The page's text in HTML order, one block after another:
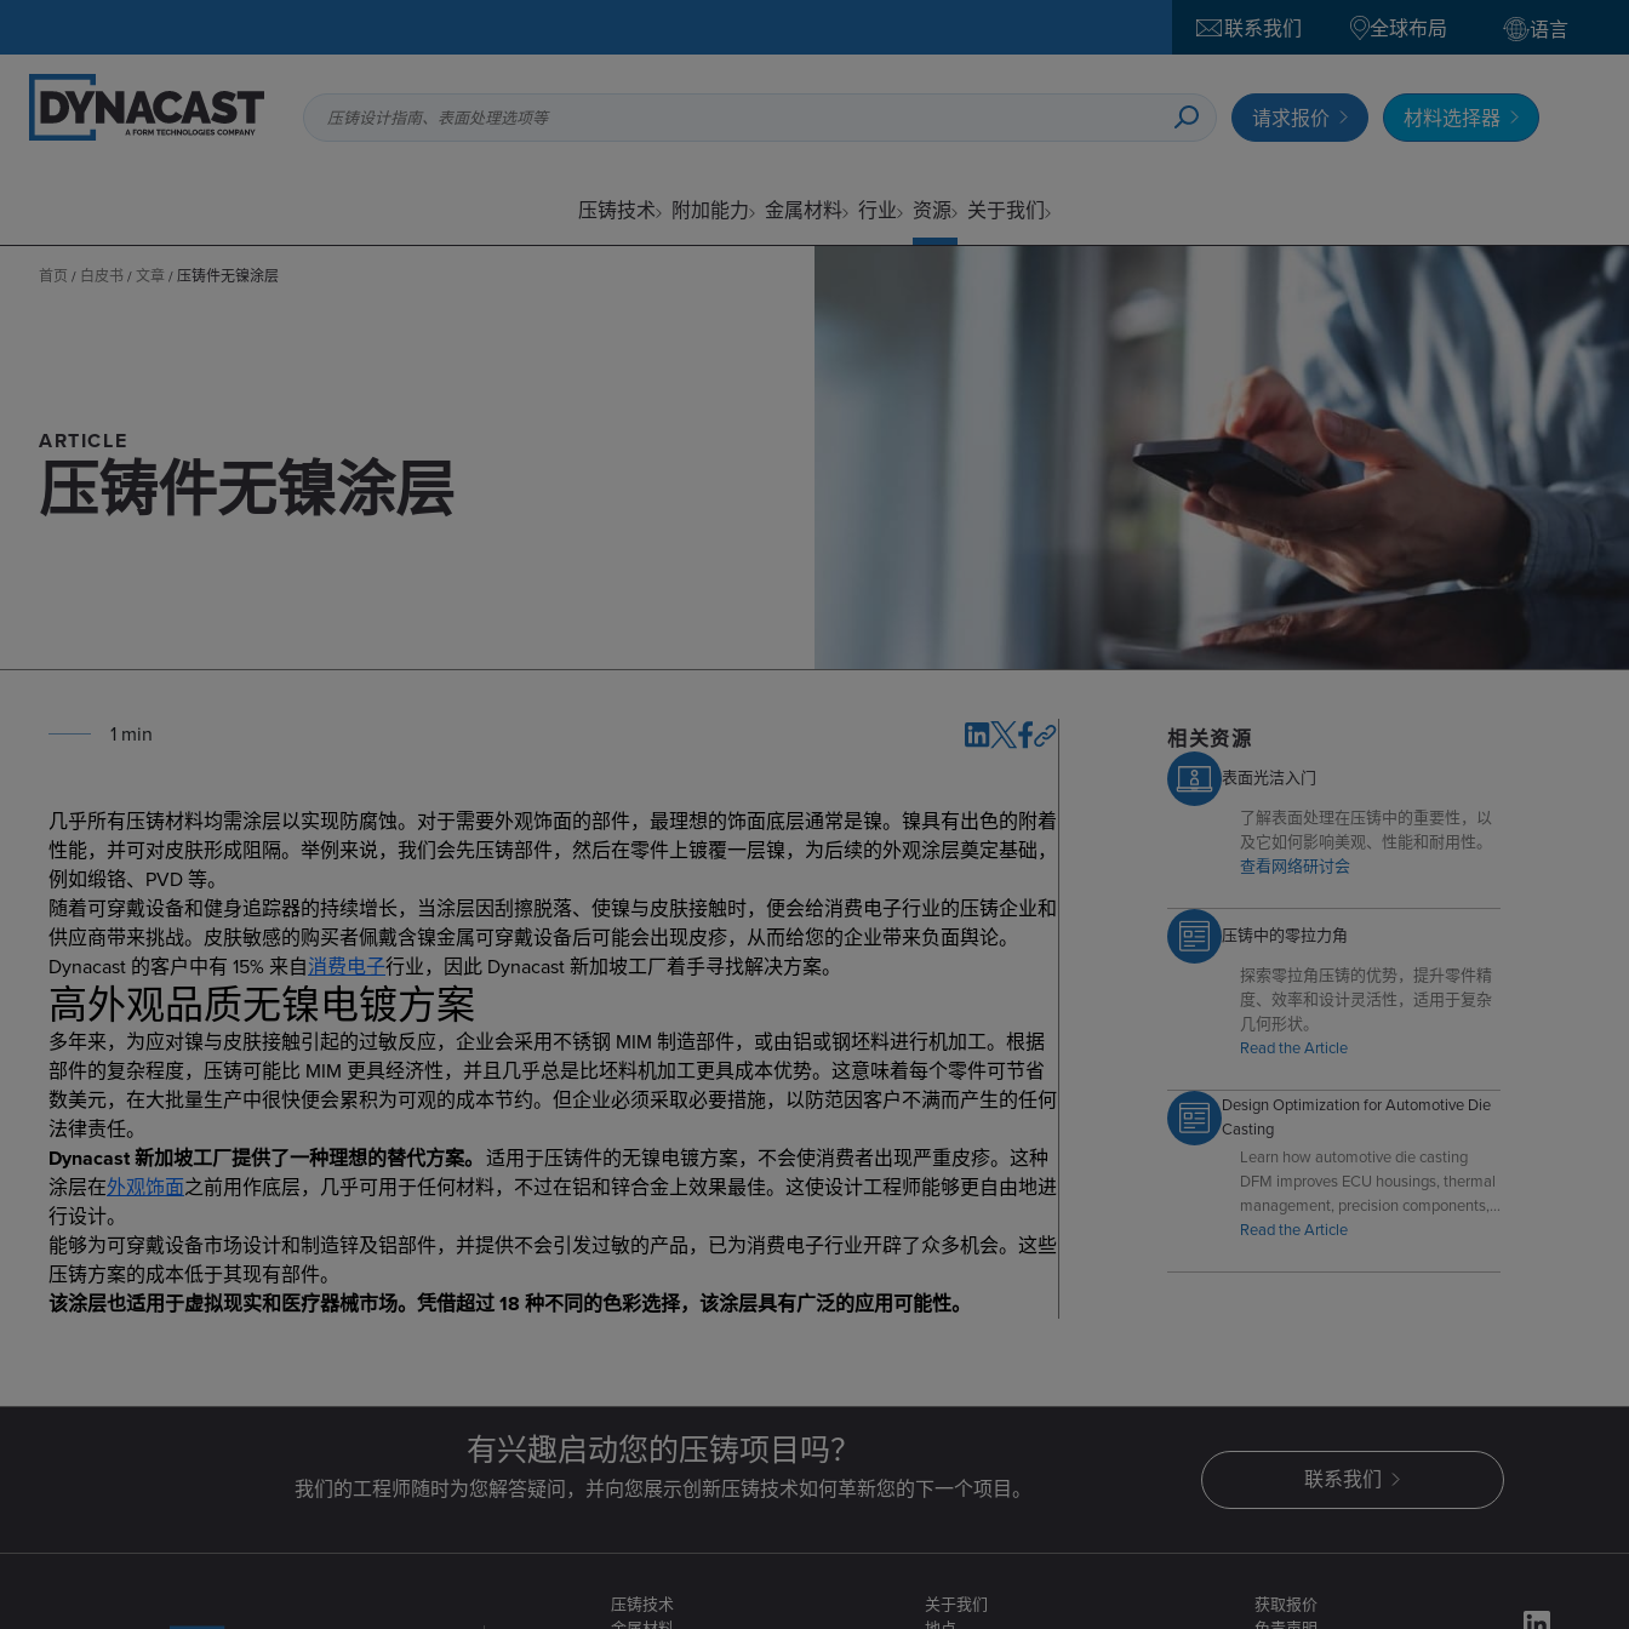
联系我们 全球布局 语言
压铸设计指南、表面处理选项等 请求报价 材料选择器
压铸技术 附加能力 金属材料 行业 资源 关于我们
首页 / 白皮书 / 文章 /压铸件无镍涂层
ARTICLE
压铸件无镍涂层
1 min
几乎所有压铸材料均需涂层以实现防腐蚀。对于需要外观饰面的部件，最理想的饰面底层通常是镍。镍具有出色的附着
性能，并可对皮肤形成阻隔。举例来说，我们会先压铸部件，然后在零件上镀覆一层镍，为后续的外观涂层奠定基础，
例如缎铬、PVD 等。
随着可穿戴设备和健身追踪器的持续增长，当涂层因刮擦脱落、使镍与皮肤接触时，便会给消费电子行业的压铸企业和
供应商带来挑战。皮肤敏感的购买者佩戴含镍金属可穿戴设备后可能会出现皮疹，从而给您的企业带来负面舆论。
Dynacast 的客户中有 15% 来自消费电子行业，因此 Dynacast 新加坡工厂着手寻找解决方案。
高外观品质无镍电镀方案
多年来，为应对镍与皮肤接触引起的过敏反应，企业会采用不锈钢 MIM 制造部件，或由铝或钢坯料进行机加工。根据
部件的复杂程度，压铸可能比 MIM 更具经济性，并且几乎总是比坯料机加工更具成本优势。这意味着每个零件可节省
数美元，在大批量生产中很快便会累积为可观的成本节约。但企业必须采取必要措施，以防范因客户不满而产生的任何
法律责任。
Dynacast 新加坡工厂提供了一种理想的替代方案。 适用于压铸件的无镍电镀方案，不会使消费者出现严重皮疹。这种
涂层在外观饰面之前用作底层，几乎可用于任何材料，不过在铝和锌合金上效果最佳。这使设计工程师能够更自由地进
行设计。
能够为可穿戴设备市场设计和制造锌及铝部件，并提供不会引发过敏的产品，已为消费电子行业开辟了众多机会。这些
压铸方案的成本低于其现有部件。
该涂层也适用于虚拟现实和医疗器械市场。凭借超过 18 种不同的色彩选择，该涂层具有广泛的应用可能性。
相关资源
表面光洁入门
了解表面处理在压铸中的重要性，以
及它如何影响美观、性能和耐用性。
查看网络研讨会
压铸中的零拉力角
探索零拉角压铸的优势，提升零件精
度、效率和设计灵活性，适用于复杂
几何形状。
Read the Article
Design Optimization for Automotive Die
Casting
Learn how automotive die casting
DFM improves ECU housings, thermal
management, precision components,
and high-volume manufacturing
Read the Article
有兴趣启动您的压铸项目吗？
我们的工程师随时为您解答疑问，并向您展示创新压铸技术如何革新您的下一个项目。 联系我们
压铸技术
关于我们
获取报价